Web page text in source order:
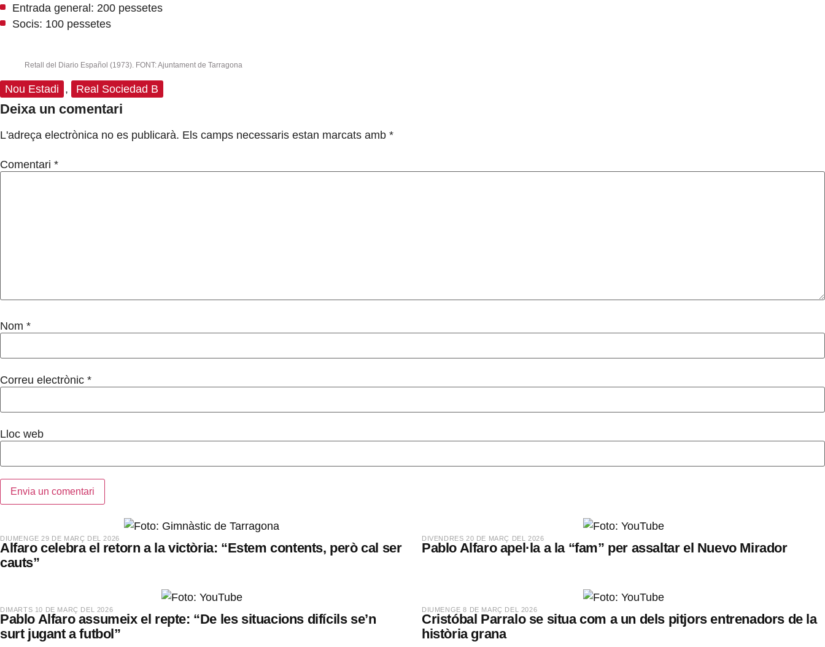
Entrada general: 200 pessetes
Socis: 100 pessetes
Retall del Diario Español (1973). FONT: Ajuntament de Tarragona
Nou Estadi , Real Sociedad B
Deixa un comentari
L'adreça electrònica no es publicarà. Els camps necessaris estan marcats amb *
Comentari *
Nom *
Correu electrònic *
Lloc web
​DIUMENGE 29 DE MARÇ DEL 2026
Alfaro celebra el retorn a la victòria: “Estem contents, però cal ser
cauts”
​DIVENDRES 20 DE MARÇ DEL 2026
Pablo Alfaro apel·la a la “fam” per assaltar el Nuevo Mirador
​DIMARTS 10 DE MARÇ DEL 2026
Pablo Alfaro assumeix el repte: “De les situacions difícils se’n
surt jugant a futbol”
​DIUMENGE 8 DE MARÇ DEL 2026
Cristóbal Parralo se situa com a un dels pitjors entrenadors de la
història grana